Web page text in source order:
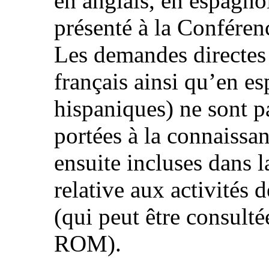
présenté à la
Les demandes
français ainsi qu’en
hispaniques) ne sont
portées à la
ensuite incluses dans
relative aux activités
(qui peut être
ROM).